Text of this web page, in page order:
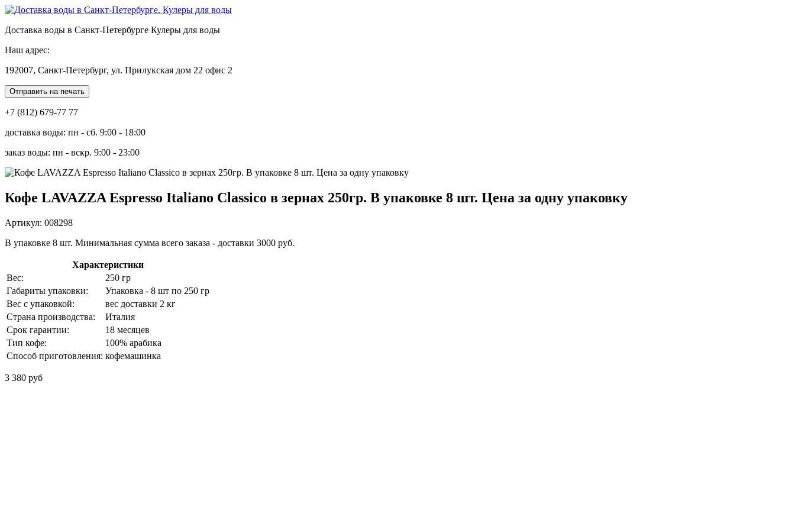
Доставка воды в Санкт-Петербурге Кулеры для воды
Наш адрес:
192007, Санкт-Петербург, ул. Прилукская дом 22 офис 2
Отправить на печать
+7 (812) 679-77 77
доставка воды: пн - сб. 9:00 - 18:00
заказ воды: пн - вскр. 9:00 - 23:00
Кофе LAVAZZA Espresso Italiano Classico в зернах 250гр. В упаковке 8 шт. Цена за одну упаковку
Артикул: 008298
В упаковке 8 шт. Минимальная сумма всего заказа - доставки 3000 руб.
Характеристики
Вес:
250 гр
Габариты упаковки:
Упаковка - 8 шт по 250 гр
Вес с упаковкой:
вес доставки 2 кг
Страна производства:
Италия
Срок гарантии:
18 месяцев
Тип кофе:
100% арабика
Способ приготовления: кофемашинка
3 380 руб